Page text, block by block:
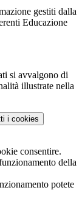
gestiti dalla
Educazione
si avvalgono di
illustrate nella
i cookies
consentire.
della
potete